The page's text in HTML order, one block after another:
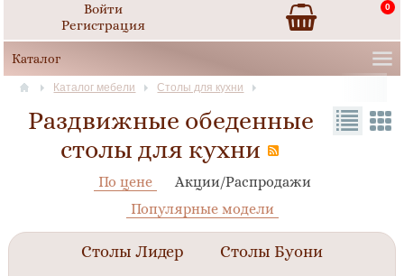
Войти
Регистрация
0
Каталог мебели Столы для кухни
Раздвижные обеденные
столы для кухни
По цене
Акции/Распродажи
Популярные модели
Столы Лидер
Столы Буони